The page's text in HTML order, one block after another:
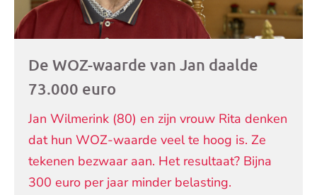
De WOZ-waarde van Jan daalde
73.000 euro
Jan Wilmerink (80) en zijn vrouw Rita denken
dat hun WOZ-waarde veel te hoog is. Ze
tekenen bezwaar aan. Het resultaat? Bijna
300 euro per jaar minder belasting.